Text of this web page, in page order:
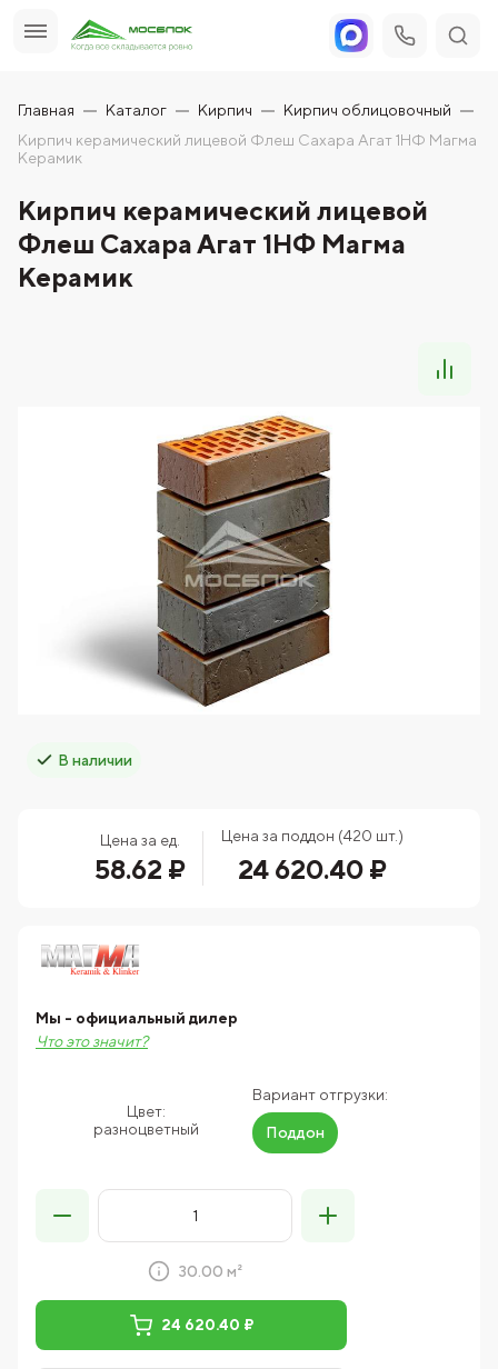
Главная Каталог Кирпич
Кирпич облицовочный
Кирпич керамический лицевой Флеш Сахара Агат 1НФ Магма
Керамик
Кирпич керамический лицевой
Флеш Сахара Агат 1НФ Магма
Керамик
В наличии
Цена за ед.
58.62 ₽
Цена за поддон (420 шт.)
24 620.40 ₽
Цвет:
разноцветный
Вариант отгрузки:
Поддон
Мы - официальный дилер
Что это значит?
30.00 м²
24 620.40 ₽